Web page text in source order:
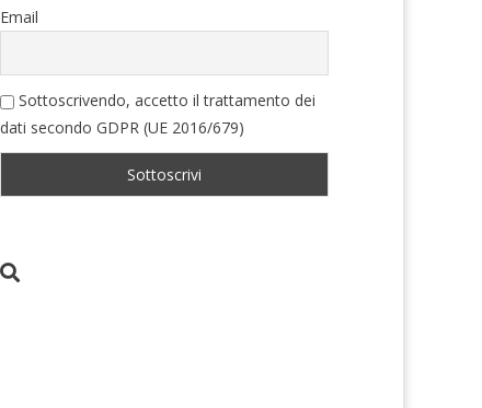
Email
Sottoscrivendo, accetto il trattamento dei
dati secondo GDPR (UE 2016/679)